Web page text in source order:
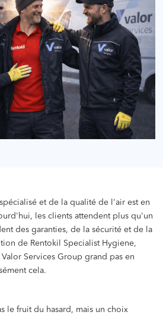
et de la qualité de l'air est en
les clients attendent plus qu'un
des garanties, de la sécurité et de la
de Rentokil Specialist Hygiene,
Services Group grand pas en
cela.
le fruit du hasard, mais un choix